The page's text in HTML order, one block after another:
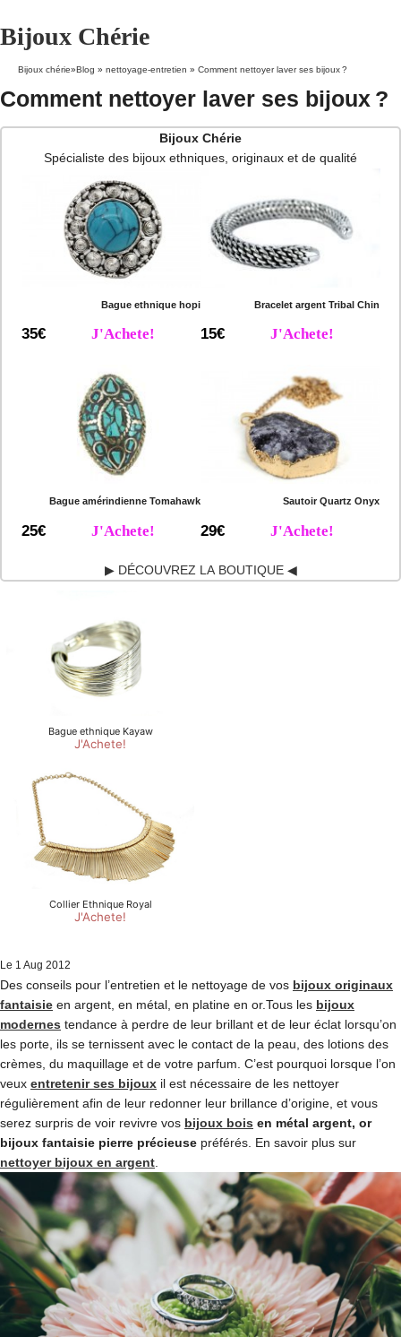
Bijoux Chérie
Bijoux chérie»Blog » nettoyage-entretien » Comment nettoyer laver ses bijoux ?
Comment nettoyer laver ses bijoux ?
Bijoux Chérie
Spécialiste des bijoux ethniques, originaux et de qualité
Bague ethnique hopi
35€ J'Achete!
Bracelet argent Tribal Chin
15€ J'Achete!
Bague amérindienne Tomahawk
25€ J'Achete!
Sautoir Quartz Onyx
29€ J'Achete!
▶ DÉCOUVREZ LA BOUTIQUE ◀
Le 1 Aug 2012
Des conseils pour l’entretien et le nettoyage de vos bijoux originaux
fantaisie en argent, en métal, en platine en or.Tous les bijoux
modernes tendance à perdre de leur brillant et de leur éclat lorsqu’on
les porte, ils se ternissent avec le contact de la peau, des lotions des
crèmes, du maquillage et de votre parfum. C’est pourquoi lorsque l’on
veux entretenir ses bijoux il est nécessaire de les nettoyer
régulièrement afin de leur redonner leur brillance d’origine, et vous
serez surpris de voir revivre vos bijoux bois en métal argent, or
bijoux fantaisie pierre précieuse préférés. En savoir plus sur
nettoyer bijoux en argent.